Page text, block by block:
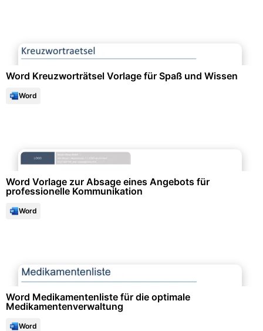
Word Kreuzworträtsel Vorlage für Spaß und Wissen
Word
Word Vorlage zur Absage eines Angebots für
professionelle Kommunikation
Word
Word Medikamentenliste für die optimale
Medikamentenverwaltung
Word